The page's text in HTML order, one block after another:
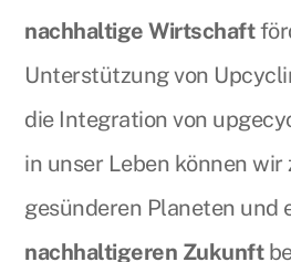
nachhaltige Wirtschaft
Unterstützung von
die Integration von
in unser Leben können wir
gesünderen Planeten und
nachhaltigeren Zukunft